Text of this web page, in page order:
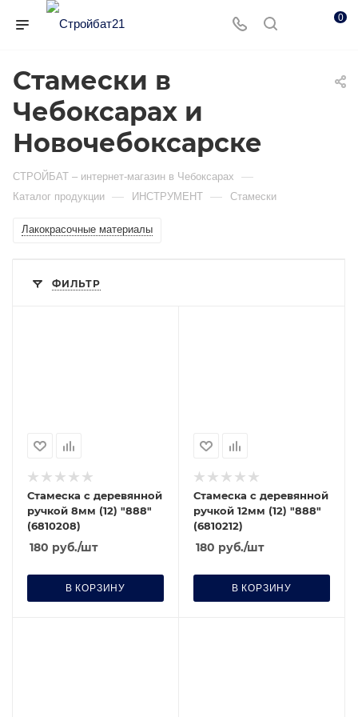
0
Стамески в
Чебоксарах и
Новочебоксарске
СТРОЙБАТ – интернет-магазин в Чебоксарах —
Каталог продукции — ИНСТРУМЕНТ — Стамески
Лакокрасочные материалы
ФИЛЬТР
Стамеска с деревянной
ручкой 8мм (12) "888"
(6810208)
180 руб./шт
В КОРЗИНУ
Стамеска с деревянной
ручкой 12мм (12) "888"
(6810212)
180 руб./шт
В КОРЗИНУ